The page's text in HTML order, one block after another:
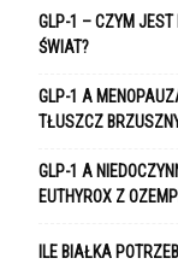
GLP-1 – CZYM JEST
ŚWIAT?
GLP-1 A
TŁUSZCZ
GLP-1 A
EUTHYROX Z
ILE BIAŁKA